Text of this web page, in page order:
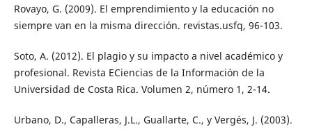
Rovayo, G. (2009). El emprendimiento y la educación no
siempre van en la misma dirección. revistas.usfq, 96-103.
Soto, A. (2012). El plagio y su impacto a nivel académico y
profesional. Revista ECiencias de la Información de la
Universidad de Costa Rica. Volumen 2, número 1, 2-14.
Urbano, D., Capalleras, J.L., Guallarte, C., y Vergés, J. (2003).